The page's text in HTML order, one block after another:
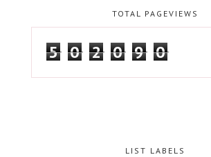
TOTAL PAGEVIEWS
5 0 2 0 9 0
LIST LABELS